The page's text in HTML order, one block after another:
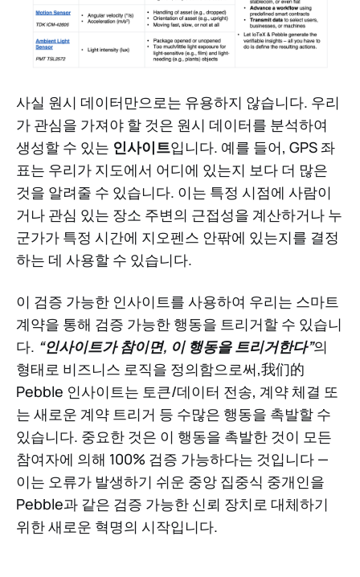
사실 원시 데이터만으로는 유용하지 않습니다. 우리
가 관심을 가져야 할 것은 원시 데이터를 분석하여
생성할 수 있는 인사이트입니다. 예를 들어, GPS 좌
표는 우리가 지도에서 어디에 있는지 보다 더 많은
것을 알려줄 수 있습니다. 이는 특정 시점에 사람이
거나 관심 있는 장소 주변의 근접성을 계산하거나 누
군가가 특정 시간에 지오펜스 안팎에 있는지를 결정
하는 데 사용할 수 있습니다.
이 검증 가능한 인사이트를 사용하여 우리는 스마트
계약을 통해 검증 가능한 행동을 트리거할 수 있습니
다. “인사이트가 참이면, 이 행동을 트리거한다”의
형태로 비즈니스 로직을 정의함으로써,我们的
Pebble 인사이트는 토큰/데이터 전송, 계약 체결 또
는 새로운 계약 트리거 등 수많은 행동을 촉발할 수
있습니다. 중요한 것은 이 행동을 촉발한 것이 모든
참여자에 의해 100% 검증 가능하다는 것입니다 —
이는 오류가 발생하기 쉬운 중앙 집중식 중개인을
Pebble과 같은 검증 가능한 신뢰 장치로 대체하기
위한 새로운 혁명의 시작입니다.